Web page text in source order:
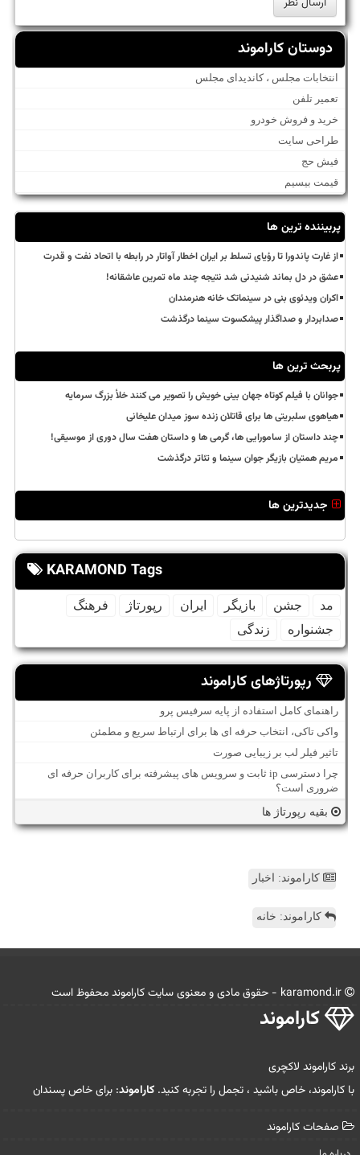
دوستان کاراموند
انتخابات مجلس ، کاندیدای مجلس
تعمیر تلفن
خرید و فروش خودرو
طراحی سایت
فیش حج
قیمت بیسیم
پربیننده ترین ها
از غارت پاندورا تا رؤیای تسلط بر ایران اخطار آواتار در رابطه با اتحاد نفت و قدرت
عشق در دل بماند شنیدنی شد نتیجه چند ماه تمرین عاشقانه!
اکران ویدئوی بنی در سینماتک خانه هنرمندان
صدابردار و صداگذار پیشکسوت سینما درگذشت
پربحث ترین ها
جوانان با فیلم کوتاه جهان بینی خویش را تصویر می کنند خلأ بزرگ سرمایه
هیاهوی سلبریتی ها برای قاتلان زنده سوز میدان علیخانی
چند داستان از سامورایی ها، گرمی ها و داستان هفت سال دوری از موسیقی!
مریم همتیان بازیگر جوان سینما و تئاتر درگذشت
جدیدترین ها
KARAMOND Tags
مد جشن بازیگر ایران رپورتاژ
فرهنگ
جشنواره
زندگی
رپورتاژهای کاراموند
راهنمای کامل استفاده از پایه سرفیس پرو
واکی تاکی، انتخاب حرفه ای ها برای ارتباط سریع و مطمئن
تاثیر فیلر لب بر زیبایی صورت
چرا دسترسی ip ثابت و سرویس های پیشرفته برای کاربران حرفه ای
ضروری است؟
بقیه رپورتاژ ها
کاراموند: اخبار
کاراموند: خانه
كاراموند
برند کاراموند لاکچری
با کاراموند، خاص باشید ، تجمل را تجربه کنید. کاراموند: برای خاص پسندان
صفحات كاراموند